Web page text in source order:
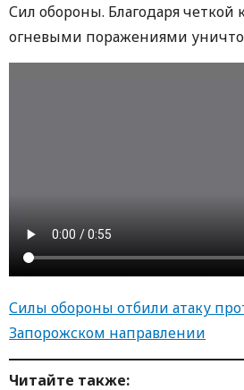
Сил обороны. Благодаря четкой
огневыми поражениями
Силы обороны отбили атаку
Запорожском направлении
Читайте также: